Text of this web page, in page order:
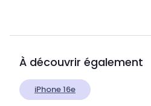
À découvrir également
iPhone 16e